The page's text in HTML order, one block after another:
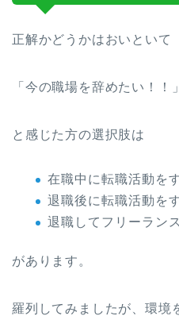
正解かどうかはおいといて
「今の職場を辞めたい！！」
と感じた方の選択肢は
在職中に転職活動を
退職後に転職活動を
退職してフリーラン
があります。
羅列してみましたが、環境